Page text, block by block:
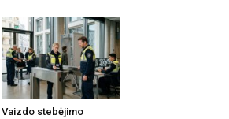
Vaizdo stebėjimo